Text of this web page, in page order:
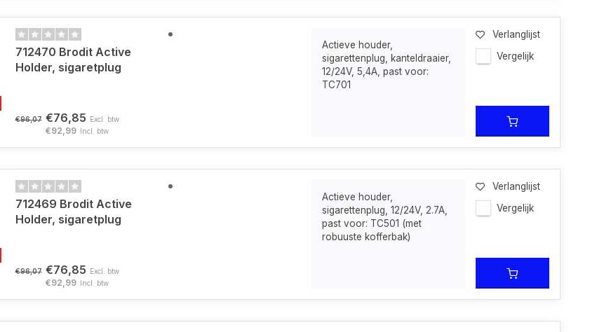
712470 Brodit Active
Holder, sigaretplug
€96,07 €76,85 Excl. btw
€92,99 Incl. btw
Actieve houder,
sigarettenplug, kanteldraaier,
12/24V, 5,4A, past voor:
TC701
Verlanglijst
Vergelijk
712469 Brodit Active
Holder, sigaretplug
€96,07 €76,85 Excl. btw
€92,99 Incl. btw
Actieve houder,
sigarettenplug, 12/24V, 2.7A,
past voor: TC501 (met
robuuste kofferbak)
Verlanglijst
Vergelijk